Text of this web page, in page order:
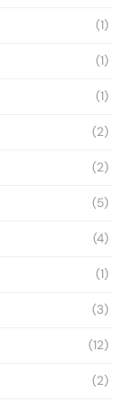
(1)
(1)
(1)
(2)
(2)
(5)
(4)
(1)
(3)
(12)
(2)